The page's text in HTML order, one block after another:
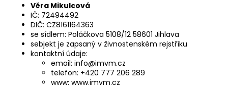
Věra Mikulcová
IČ: 72494492
DIČ: CZ8161164363
se sídlem: Poláčkova 5108/12 58601 Jihlava
sebjekt je zapsaný v živnostenském rejstříku
kontaktní údaje:
email: info@imvm.cz
telefon: +420 777 206 289
www: www.imvm.cz